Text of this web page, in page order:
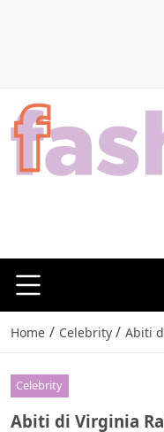
Home / Celebrity / Abiti
Celebrity
Abiti di Virginia